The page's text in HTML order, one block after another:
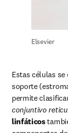
Elsevier
Estas células
soporte
permite
conjuntivo
linfáticos